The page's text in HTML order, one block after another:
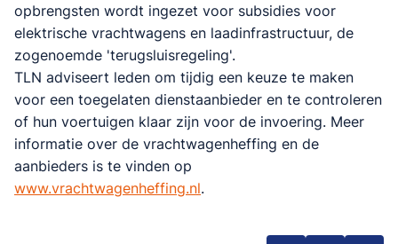
opbrengsten wordt ingezet voor subsidies voor
elektrische vrachtwagens en laadinfrastructuur, de
zogenoemde 'terugsluisregeling'.
TLN adviseert leden om tijdig een keuze te maken
voor een toegelaten dienstaanbieder en te controleren
of hun voertuigen klaar zijn voor de invoering. Meer
informatie over de vrachtwagenheffing en de
aanbieders is te vinden op
www.vrachtwagenheffing.nl.